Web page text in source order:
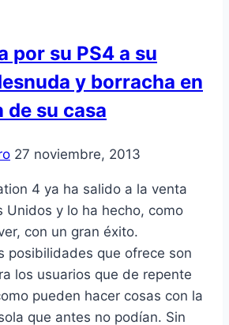
por su PS4 a su
y borracha en
de su casa
27 noviembre, 2013
4 ya ha salido a la venta
Unidos y lo ha hecho, como
con un gran éxito.
posibilidades que ofrece son
los usuarios que de repente
pueden hacer cosas con la
que antes no podían. Sin